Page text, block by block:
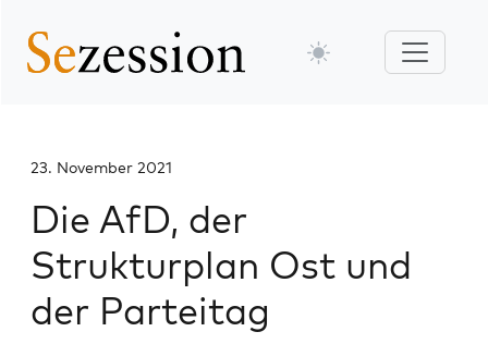
23. November 2021
Die AfD, der
Strukturplan Ost und
der Parteitag